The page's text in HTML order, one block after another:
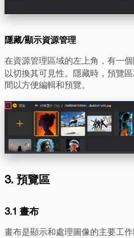
隱藏/顯示資源管理
在資源管理區域的左上角，有一
以切換其可見性。隱藏時，預覽
間以方便編輯和預覽。
3. 預覽區
3.1 畫布
畫布是顯示和處理圖像的主要工